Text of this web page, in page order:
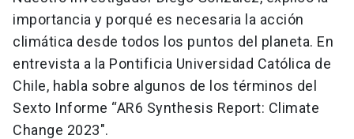
importancia y porqué es necesaria la acción
climática desde todos los puntos del planeta. En
entrevista a la Pontificia Universidad Católica de
Chile, habla sobre algunos de los términos del
Sexto Informe “AR6 Synthesis Report: Climate
Change 2023″.